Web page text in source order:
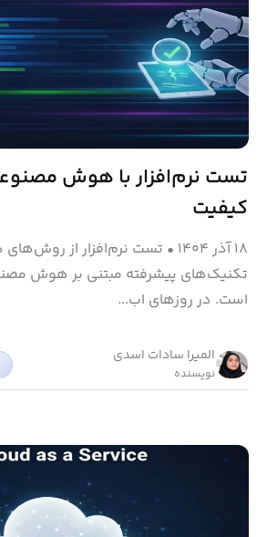
تست نرم‌افزار با هوش
کیفیت
۱۸ آذر ۱۴۰۴ • تست نرم‌افزار از
تکنیک‌های پیشرفته مبتنی بر هوش
است. در روزهای اب...
المیرا سادات اسدی
نویسنده